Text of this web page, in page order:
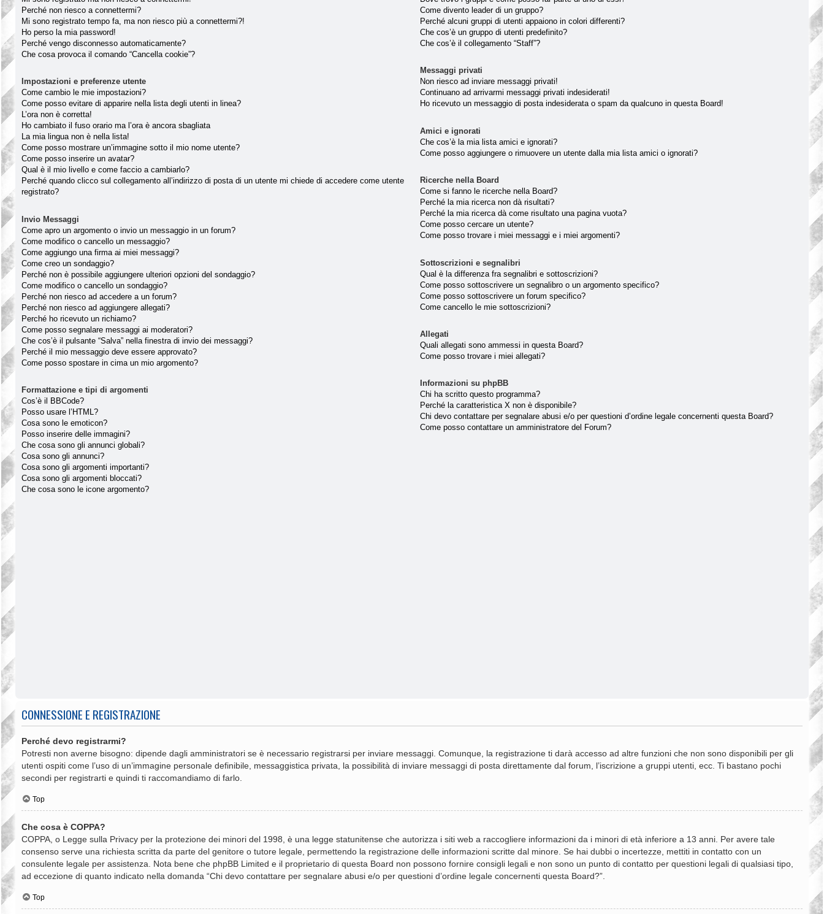
Perché non riesco a connettermi?
Mi sono registrato tempo fa, ma non riesco più a connettermi?!
Ho perso la mia password!
Perché vengo disconnesso automaticamente?
Che cosa provoca il comando “Cancella cookie”?
Impostazioni e preferenze utente
Come cambio le mie impostazioni?
Come posso evitare di apparire nella lista degli utenti in linea?
L’ora non è corretta!
Ho cambiato il fuso orario ma l’ora è ancora sbagliata
La mia lingua non è nella lista!
Come posso mostrare un’immagine sotto il mio nome utente?
Come posso inserire un avatar?
Qual è il mio livello e come faccio a cambiarlo?
Perché quando clicco sul collegamento all’indirizzo di posta di un utente mi chiede di accedere come utente
registrato?
Invio Messaggi
Come apro un argomento o invio un messaggio in un forum?
Come modifico o cancello un messaggio?
Come aggiungo una firma ai miei messaggi?
Come creo un sondaggio?
Perché non è possibile aggiungere ulteriori opzioni del sondaggio?
Come modifico o cancello un sondaggio?
Perché non riesco ad accedere a un forum?
Perché non riesco ad aggiungere allegati?
Perché ho ricevuto un richiamo?
Come posso segnalare messaggi ai moderatori?
Che cos’è il pulsante “Salva” nella finestra di invio dei messaggi?
Perché il mio messaggio deve essere approvato?
Come posso spostare in cima un mio argomento?
Formattazione e tipi di argomenti
Cos’è il BBCode?
Posso usare l’HTML?
Cosa sono le emoticon?
Posso inserire delle immagini?
Che cosa sono gli annunci globali?
Cosa sono gli annunci?
Cosa sono gli argomenti importanti?
Cosa sono gli argomenti bloccati?
Che cosa sono le icone argomento?
Come divento leader di un gruppo?
Perché alcuni gruppi di utenti appaiono in colori differenti?
Che cos’è un gruppo di utenti predefinito?
Che cos’è il collegamento “Staff”?
Messaggi privati
Non riesco ad inviare messaggi privati!
Continuano ad arrivarmi messaggi privati indesiderati!
Ho ricevuto un messaggio di posta indesiderata o spam da qualcuno in questa Board!
Amici e ignorati
Che cos’è la mia lista amici e ignorati?
Come posso aggiungere o rimuovere un utente dalla mia lista amici o ignorati?
Ricerche nella Board
Come si fanno le ricerche nella Board?
Perché la mia ricerca non dà risultati?
Perché la mia ricerca dà come risultato una pagina vuota?
Come posso cercare un utente?
Come posso trovare i miei messaggi e i miei argomenti?
Sottoscrizioni e segnalibri
Qual è la differenza fra segnalibri e sottoscrizioni?
Come posso sottoscrivere un segnalibro o un argomento specifico?
Come posso sottoscrivere un forum specifico?
Come cancello le mie sottoscrizioni?
Allegati
Quali allegati sono ammessi in questa Board?
Come posso trovare i miei allegati?
Informazioni su phpBB
Chi ha scritto questo programma?
Perché la caratteristica X non è disponibile?
Chi devo contattare per segnalare abusi e/o per questioni d’ordine legale concernenti questa Board?
Come posso contattare un amministratore del Forum?
CONNESSIONE E REGISTRAZIONE
Perché devo registrarmi?
Potresti non averne bisogno: dipende dagli amministratori se è necessario registrarsi per inviare messaggi. Comunque, la registrazione ti darà accesso ad altre funzioni che non sono disponibili per gli
utenti ospiti come l’uso di un’immagine personale definibile, messaggistica privata, la possibilità di inviare messaggi di posta direttamente dal forum, l’iscrizione a gruppi utenti, ecc. Ti bastano pochi
secondi per registrarti e quindi ti raccomandiamo di farlo.
Top
Che cosa è COPPA?
COPPA, o Legge sulla Privacy per la protezione dei minori del 1998, è una legge statunitense che autorizza i siti web a raccogliere informazioni da i minori di età inferiore a 13 anni. Per avere tale
consenso serve una richiesta scritta da parte del genitore o tutore legale, permettendo la registrazione delle informazioni scritte dal minore. Se hai dubbi o incertezze, mettiti in contatto con un
consulente legale per assistenza. Nota bene che phpBB Limited e il proprietario di questa Board non possono fornire consigli legali e non sono un punto di contatto per questioni legali di qualsiasi tipo,
ad eccezione di quanto indicato nella domanda “Chi devo contattare per segnalare abusi e/o per questioni d’ordine legale concernenti questa Board?”.
Top